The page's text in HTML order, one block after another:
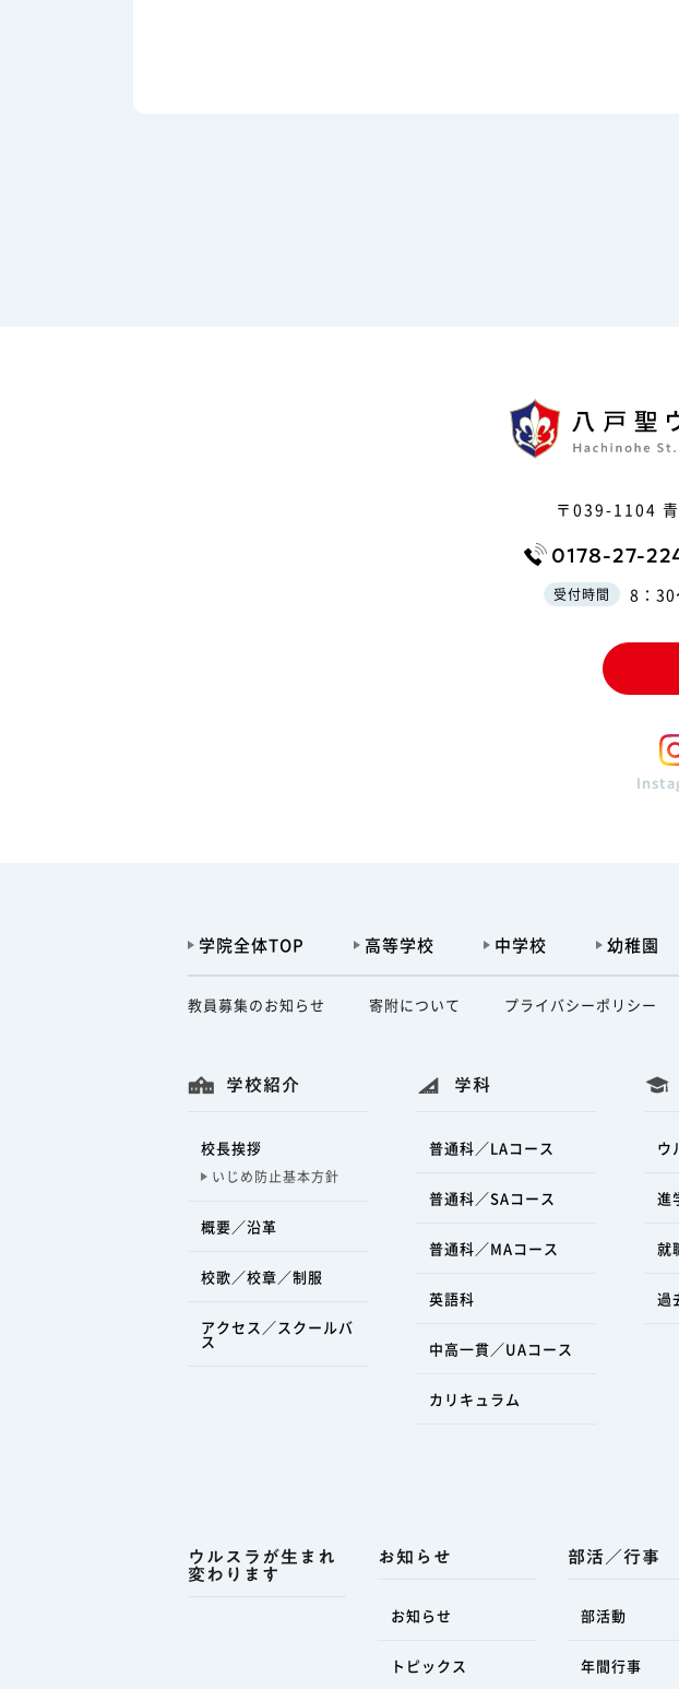
学院全体TOP 高等学校 中学校 幼稚園
教員募集のお知らせ 寄附について プライバシーポリシー
学校紹介
校長挨拶
いじめ防止基本方針
概要／沿革
校歌／校章／制服
アクセス／スクールバ
ス
学科
普通科／LAコース
普通科／SAコース
普通科／MAコース
英語科
中高一貫／UAコース
カリキュラム
ウ
進
就
過
ウルスラが生まれ
変わります
お知らせ
お知らせ
トピックス
部活／行事
部活動
年間行事
〒039-1104
0178-27-
受付時間 8：